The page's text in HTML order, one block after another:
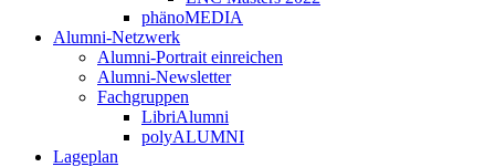
phänoMEDIA
Alumni-Netzwerk
Alumni-Portrait einreichen
Alumni-Newsletter
Fachgruppen
LibriAlumni
polyALUMNI
Lageplan